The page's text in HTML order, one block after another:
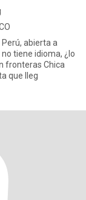
abierta a
tiene idioma, ¿lo
fronteras Chica
que lleg